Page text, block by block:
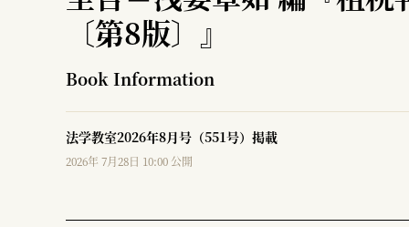
〔第8版〕』
Book Information
法学教室2026年8月号（551号）掲載
2026年 7月28日 10:00 公開